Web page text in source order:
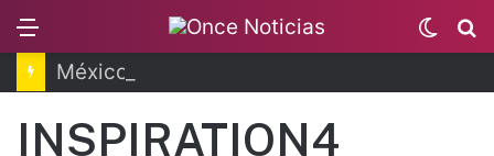
Switch
skin
INSPIRATION4